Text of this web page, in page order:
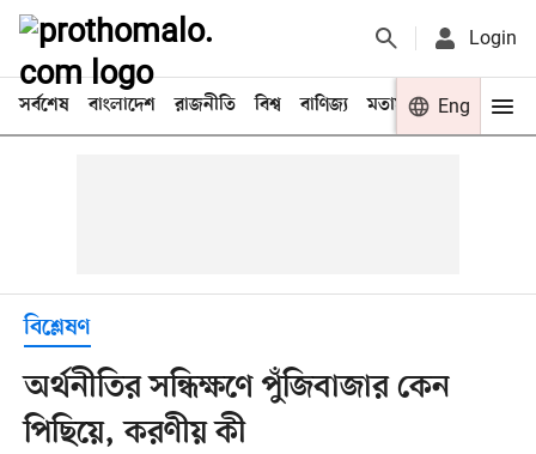
Login
সর্বশেষ বাংলাদেশ রাজনীতি বিশ্ব বাণিজ্য মতামত খেলা
Eng
বিশ্লেষণ
অর্থনীতির সন্ধিক্ষণে পুঁজিবাজার কেন
পিছিয়ে, করণীয় কী